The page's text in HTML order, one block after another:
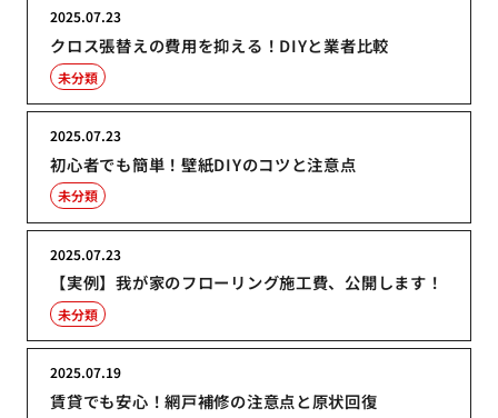
クロス張替えの費用を抑える！DIYと業者比較
2025.07.23
未分類
初心者でも簡単！壁紙DIYのコツと注意点
2025.07.23
未分類
【実例】我が家のフローリング施工費、公開します！
2025.07.23
未分類
賃貸でも安心！網戸補修の注意点と原状回復
2025.07.19